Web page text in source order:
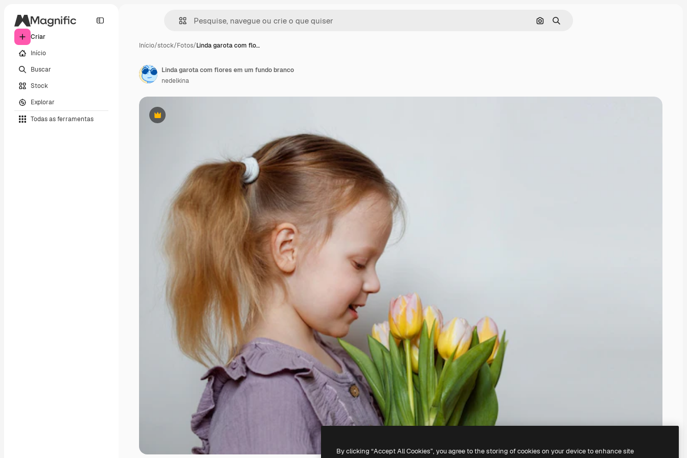
Criar
Início
Buscar
Stock
Explorar
Todas as ferramentas
Pesquisar por imagem
Buscar
Início/stock/Fotos/Linda garota com flo…
Premium
Linda garota com flores em um fundo branco
nedelkina
By clicking “Accept All Cookies”, you agree to the storing of cookies on your device to enhance site